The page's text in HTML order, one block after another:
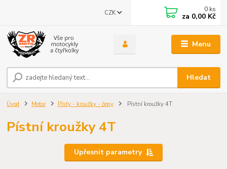
Menu
CZK
Hledat
0 ks
za 0,00 Kč
Úvod Motor Písty - kroužky - čepy Pístní kroužky 4T
Pístní kroužky 4T
Upřesnit parametry